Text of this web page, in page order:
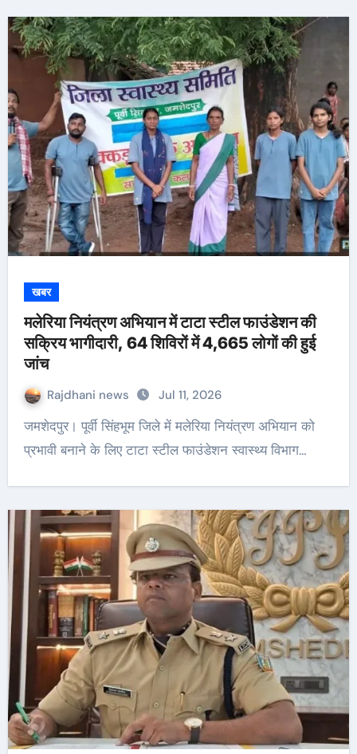
खबर
मलेरिया नियंत्रण अभियान में टाटा स्टील फाउंडेशन की
सक्रिय भागीदारी, 64 शिविरों में 4,665 लोगों की हुई
जांच
Rajdhani news Jul 11, 2026
जमशेदपुर। पूर्वी सिंहभूम जिले में मलेरिया नियंत्रण अभियान को
प्रभावी बनाने के लिए टाटा स्टील फाउंडेशन स्वास्थ्य विभाग…